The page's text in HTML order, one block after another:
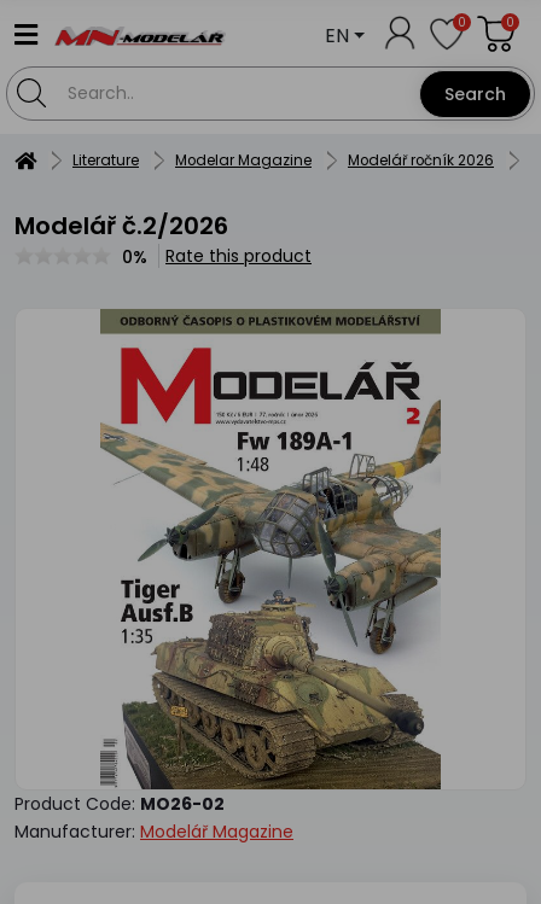
Search
EN 0 0
Literature Modelar Magazine Modelář ročník 2026
Modelář č.2/2026
0% Rate this product
Product Code: MO26-02
Manufacturer: Modelář Magazine